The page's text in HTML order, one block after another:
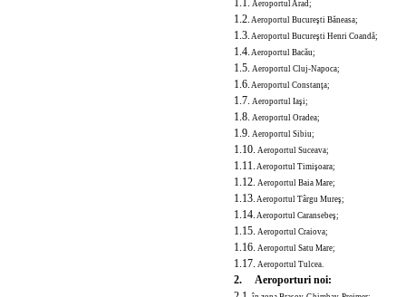
Aeroportul Arad;
1.2. Aeroportul Bucureşti Băneasa;
1.3. Aeroportul Bucureşti Henri Coandă;
1.4. Aeroportul Bacău;
1.5. Aeroportul Cluj-Napoca;
1.6. Aeroportul Constanţa;
1.7. Aeroportul Iaşi;
1.8. Aeroportul Oradea;
1.9. Aeroportul Sibiu;
1.10. Aeroportul Suceava;
1.11. Aeroportul Timişoara;
1.12. Aeroportul Baia Mare;
1.13. Aeroportul Târgu Mureş;
1.14. Aeroportul Caransebeş;
1.15. Aeroportul Craiova;
1.16. Aeroportul Satu Mare;
1.17. Aeroportul Tulcea.
2. Aeroporturi noi: